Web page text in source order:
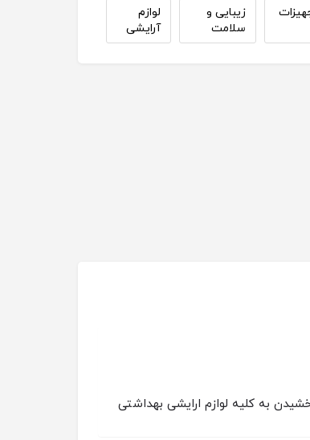
زیبایی و
سلامت
لوازم
آرایشی
اکریلیک میباشد و جهت نظم بخشیدن به کلیه لوازم ارایشی بهداشتی